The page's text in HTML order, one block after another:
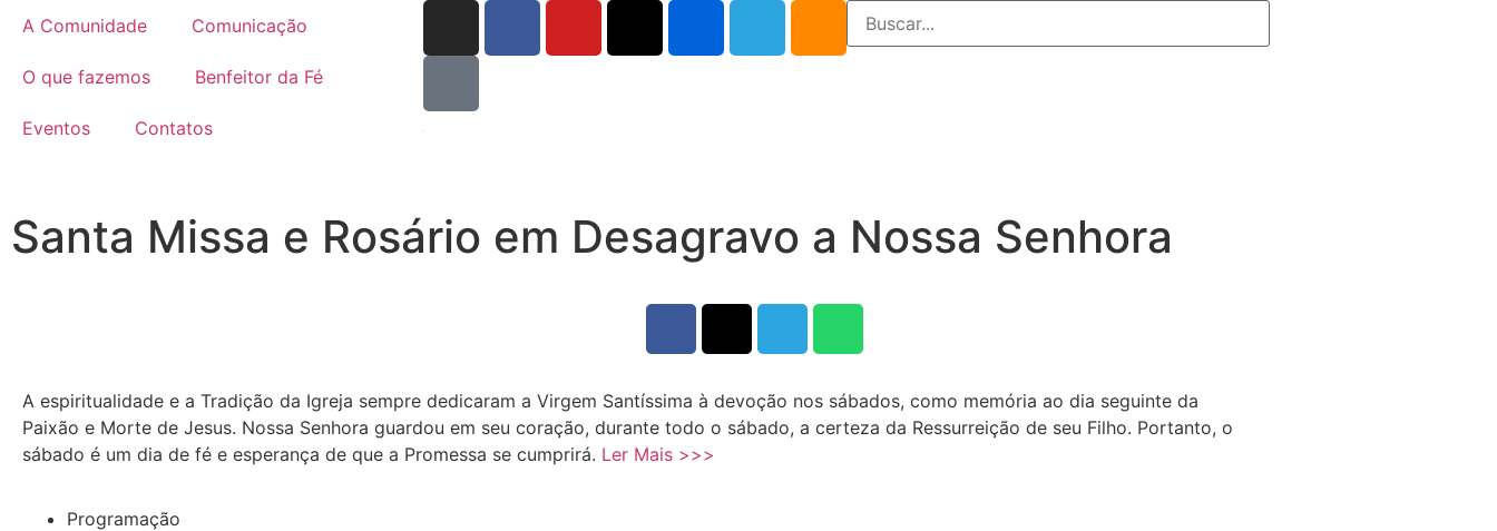
A Comunidade Comunicação
O que fazemos Benfeitor da Fé
Eventos Contatos
Santa Missa e Rosário em Desagravo a Nossa Senhora
A espiritualidade e a Tradição da Igreja sempre dedicaram a Virgem Santíssima à devoção nos sábados, como memória ao dia seguinte da
Paixão e Morte de Jesus. Nossa Senhora guardou em seu coração, durante todo o sábado, a certeza da Ressurreição de seu Filho. Portanto, o
sábado é um dia de fé e esperança de que a Promessa se cumprirá. Ler Mais >>>
Programação